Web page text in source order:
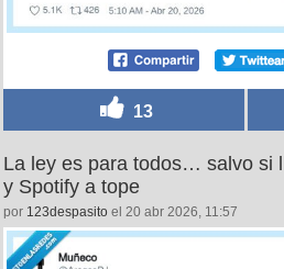
13
La ley es para todos… salvo si
y Spotify a tope
por 123despasito el 20 abr 2026, 11:57